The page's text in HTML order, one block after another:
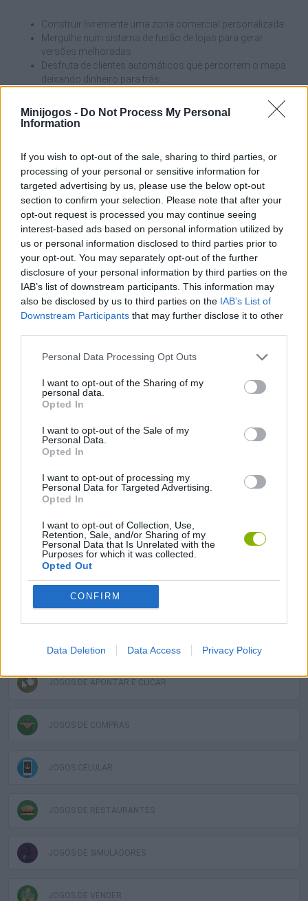
Minijogos - Do Not Process My Personal
Information
If you wish to opt-out of the sale, sharing to third parties, or
processing of your personal or sensitive information for
targeted advertising by us, please use the below opt-out
section to confirm your selection. Please note that after your
opt-out request is processed you may continue seeing
interest-based ads based on personal information utilized by
us or personal information disclosed to third parties prior to
your opt-out. You may separately opt-out of the further
disclosure of your personal information by third parties on the
IAB’s list of downstream participants. This information may
also be disclosed by us to third parties on the IAB’s List of
Downstream Participants that may further disclose it to other
Personal Data Processing Opt Outs
I want to opt-out of the Sharing of my
personal data.
Opted In
I want to opt-out of the Sale of my
Personal Data.
Opted In
I want to opt-out of processing my
Personal Data for Targeted Advertising.
Opted In
I want to opt-out of Collection, Use,
Retention, Sale, and/or Sharing of my
Personal Data that Is Unrelated with the
Purposes for which it was collected.
Opted Out
CONFIRM
Data Deletion Data Access Privacy Policy
Construir livremente uma zona comercial personalizada.
Mergulhe num sistema de fusão de lojas para gerar
versões melhoradas.
Desfruta de clientes automáticos que percorrem o mapa
deixando dinheiro para trás.
mecânica de gestão e atualização.
Progride constantemente, incentivando o
Não te apresses a encher o teu distrito com muitas lojas
pequenas; concentra-te em fundi-las o mais rapidamente
possível para aumentares rapidamente os ganhos passivos e
libertares espaço para novas oportunidades de expansão. Boa
sorte!
Quem criou o jogo Merge Magnat: IDeaL
Store?
Este jogo foi desenvolvido por Rainbow Games.
Merge Magnat: IDeaL Store também pode ser encontrado
Etiquetas
JOGOS DE HABILIDADE
COLEÇÕES DE JOGOS
JOGOS DE APONTAR E CLICAR
JOGOS DE COMPRAS
JOGOS CELULAR
JOGOS DE RESTAURANTES
JOGOS DE SIMULADORES
JOGOS DE VENDER